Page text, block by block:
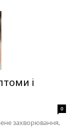
і
0
захворювання,